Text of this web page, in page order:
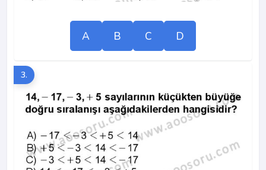
A B C D
3.